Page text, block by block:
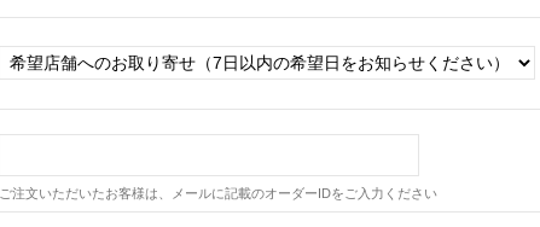
ご注文いただいたお客様は、メールに記載のオーダーIDをご入力ください